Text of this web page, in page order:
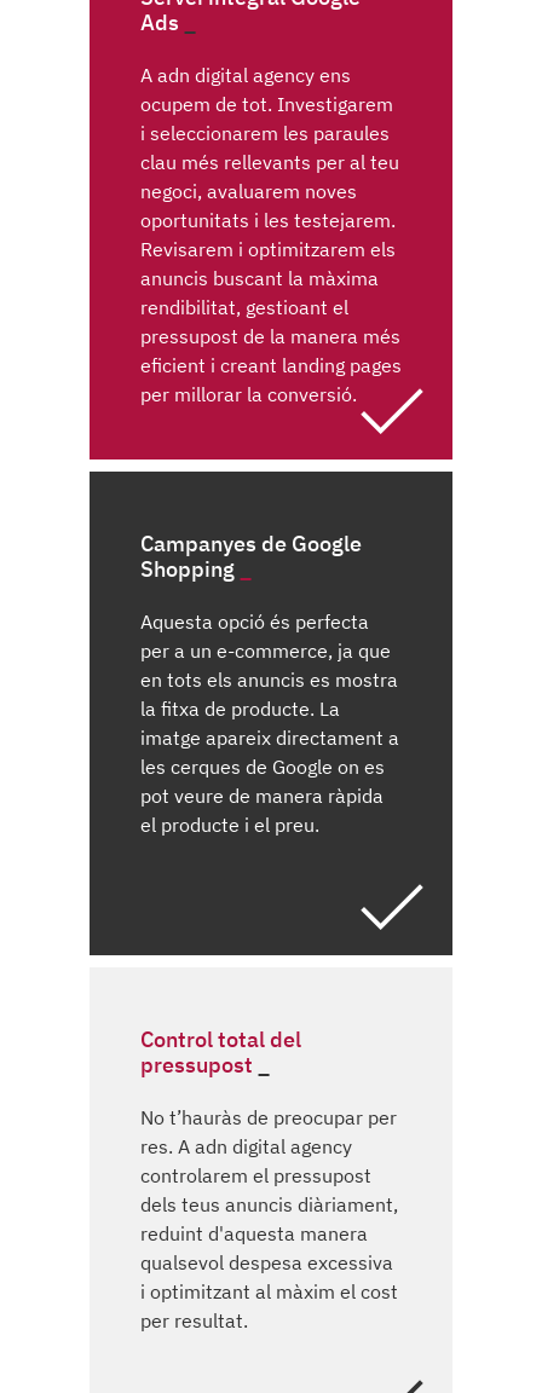
Ads
A adn digital agency ens
ocupem de tot. Investigarem
i seleccionarem les paraules
clau més rellevants per al teu
negoci, avaluarem noves
oportunitats i les testejarem.
Revisarem i optimitzarem els
anuncis buscant la màxima
rendibilitat, gestioant el
pressupost de la manera més
eficient i creant landing pages
per millorar la conversió.
Campanyes de Google
Shopping
Aquesta opció és perfecta
per a un e-commerce, ja que
en tots els anuncis es mostra
la fitxa de producte. La
imatge apareix directament a
les cerques de Google on es
pot veure de manera ràpida
el producte i el preu.
Control total del
pressupost
No t’hauràs de preocupar per
res. A adn digital agency
controlarem el pressupost
dels teus anuncis diàriament,
reduint d'aquesta manera
qualsevol despesa excessiva
i optimitzant al màxim el cost
per resultat.